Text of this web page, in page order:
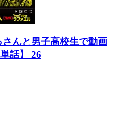
んと男子高校生で動画
話】 26